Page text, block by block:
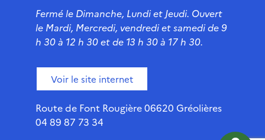
Fermé le Dimanche, Lundi et Jeudi. Ouvert
le Mardi, Mercredi, vendredi et samedi de 9
h 30 à 12 h 30 et de 13 h 30 à 17 h 30.
Voir le site internet
Route de Font Rougière 06620 Gréolières
04 89 87 73 34